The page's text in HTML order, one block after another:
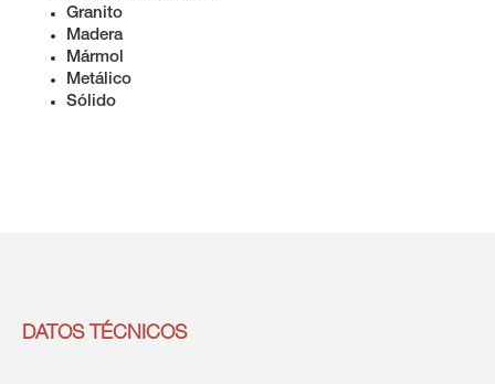
Granito
Madera
Mármol
Metálico
Sólido
DATOS TÉCNICOS